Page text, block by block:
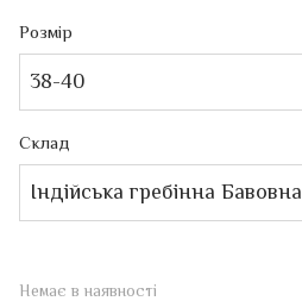
Розмір
38-40
Склад
Індійська гребінна Бавовна
Немає в наявності